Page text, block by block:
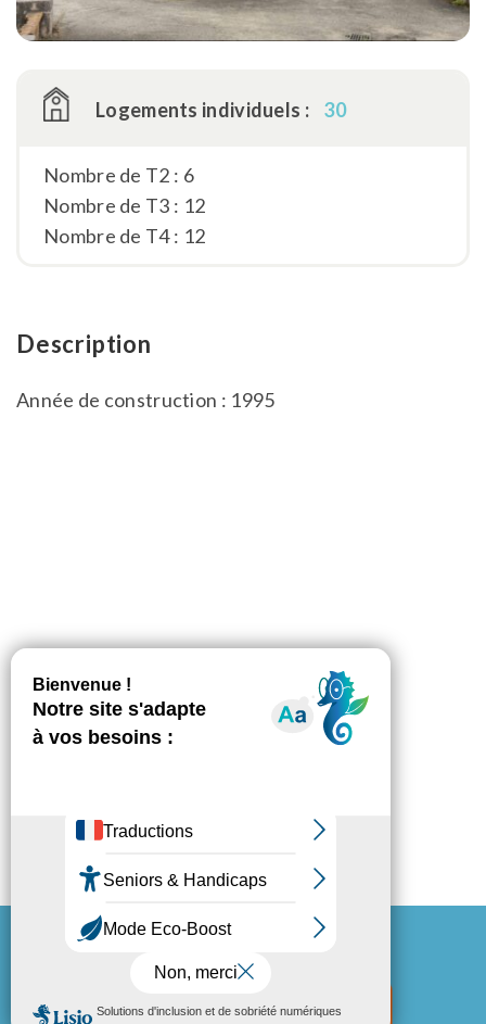
Mon espace locataire
Logements individuels : 30
Nombre de T2 : 6
Nombre de T3 : 12
Nombre de T4 : 12
Description
Année de construction : 1995
Mentions légales
Politique de confidentialité